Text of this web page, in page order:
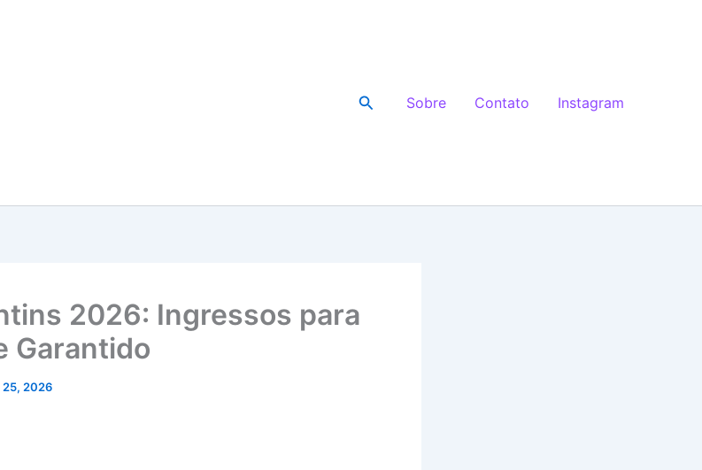
Pesquisar
Sobre Contato Instagram
2026: Ingressos para
Garantido
25, 2026